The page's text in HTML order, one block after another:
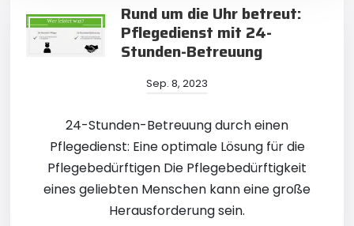
Rund um die Uhr betreut:
Pflegedienst mit 24-
Stunden-Betreuung
Sep. 8, 2023
24-Stunden-Betreuung durch einen
Pflegedienst: Eine optimale Lösung für die
Pflegebedürftigen Die Pflegebedürftigkeit
eines geliebten Menschen kann eine große
Herausforderung sein.